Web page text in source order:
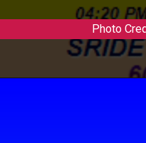
Photo